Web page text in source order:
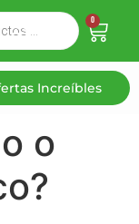
0
Increíbles
o